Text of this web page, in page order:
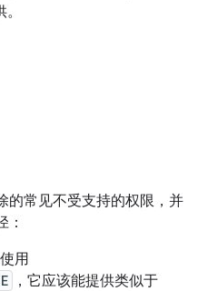
的常见不受支持的权限，并
：
使用
，它应该能提供类似于